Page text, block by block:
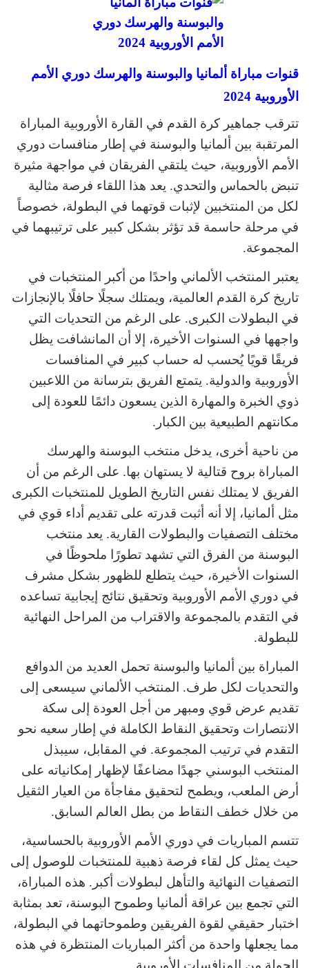
قنوات مباراة ألمانيا والبوسنة والهرسك دوري الأمم
الأوروبية 2024
تترقب جماهير كرة القدم في القارة الأوروبية المباراة
المرتقبة بين ألمانيا والبوسنة في إطار منافسات دوري
الأمم الأوروبية، حيث يلتقي الفريقان في مواجهة مثيرة
تنبض بالحماس والتحدي. يعد هذا اللقاء فرصة مثالية
لكل من المنتخبين لإثبات قوتهما في البطولة، خصوصاً
في مرحلة حاسمة قد تؤثر بشكل كبير على ترتيبهما في
المجموعة.
يعتبر المنتخب الألماني واحدًا من أكبر المنتخبات في
تاريخ كرة القدم العالمية، ويمتلك سجلًا حافلًا بالإنجازات
في البطولات الكبرى. على الرغم من التحديات التي
واجهها في السنوات الأخيرة، إلا أن المانشافت يظل
فريقًا قويًا يُحسب له حساب كبير في المنافسات
الأوروبية والدولية. يتمتع الفريق بترسانة من اللاعبين
ذوي الخبرة والمهارة الذين يسعون دائمًا للعودة إلى
مكانتهم الطبيعية بين الكبار.
من ناحية أخرى، يدخل منتخب البوسنة والهرسك
المباراة بروح قتالية لا يستهان بها. على الرغم من أن
الفريق لا يمتلك نفس التاريخ الطويل للمنتخبات الكبرى
مثل ألمانيا، إلا أنه أثبت قدرته على تقديم أداء قوي في
مختلف التصفيات والبطولات القارية. يعد منتخب
البوسنة من الفرق التي تشهد تطورًا ملحوظًا في
السنوات الأخيرة، حيث يتطلع للظهور بشكل مشرف
في دوري الأمم الأوروبية وتحقيق نتائج إيجابية تساعده
في التقدم بالمجموعة والاقتراب من المراحل النهائية
للبطولة.
المباراة بين ألمانيا والبوسنة تحمل العديد من الدوافع
والتحديات لكل طرف. المنتخب الألماني سيسعى إلى
تقديم عرض قوي ومبهر من أجل العودة إلى سكة
الانتصارات وتحقيق النقاط الكاملة في إطار سعيه نحو
التقدم في ترتيب المجموعة. في المقابل، سيبذل
المنتخب البوسني جهدًا مضاعفًا لإظهار إمكانياته على
أرض الملعب، ويطمح لتحقيق مفاجأة من العيار الثقيل
من خلال خطف النقاط من بطل العالم السابق.
تتسم المباريات في دوري الأمم الأوروبية بالحساسية،
حيث يمثل كل لقاء فرصة ذهبية للمنتخبات للوصول إلى
التصفيات النهائية والتأهل لبطولات أكبر. هذه المباراة،
التي تجمع بين عراقة ألمانيا وطموح البوسنة، تعد بمثابة
اختبار حقيقي لقوة الفريقين وطموحاتهما في البطولة،
مما يجعلها واحدة من أكثر المباريات المنتظرة في هذه
الجولة من المنافسات الأوروبية.